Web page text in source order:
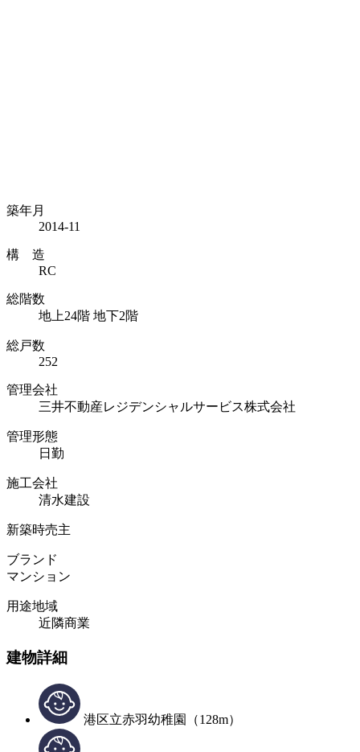
築年月
2014-11
構 造
RC
総階数
地上24階 地下2階
総戸数
252
管理会社
三井不動産レジデンシャルサービス株式会社
管理形態
日勤
施工会社
清水建設
新築時売主
ブランド
マンション
用途地域
近隣商業
建物詳細
港区立赤羽幼稚園（128m）